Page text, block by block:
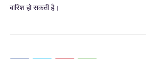
बारिश हो सकती है।